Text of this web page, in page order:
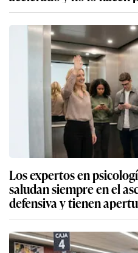
Los expertos en
saludan siempre en el
defensiva y tienen